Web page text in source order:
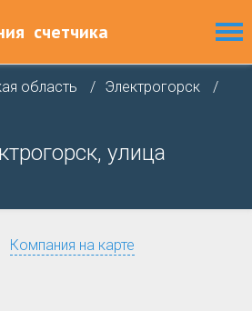
счетчика
область
Электрогорск
улица
Компания на карте